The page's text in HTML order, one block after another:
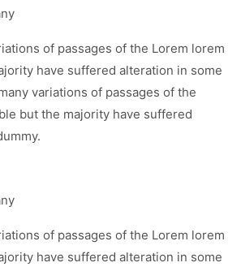
of passages of the Lorem lorem
have suffered alteration in some
variations of passages of the
but the majority have suffered
of passages of the Lorem lorem
have suffered alteration in some